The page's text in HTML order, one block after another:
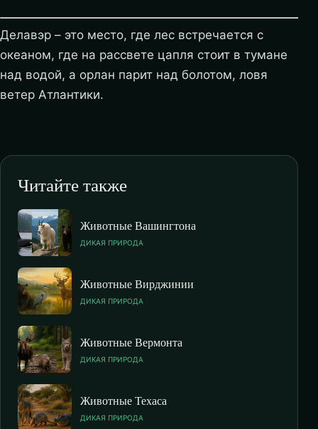
Делавэр – это место, где лес встречается с
океаном, где на рассвете цапля стоит в тумане
над водой, а орлан парит над болотом, ловя
ветер Атлантики.
Читайте также
Животные Вашингтона
ДИКАЯ ПРИРОДА
Животные Вирджинии
ДИКАЯ ПРИРОДА
Животные Вермонта
ДИКАЯ ПРИРОДА
Животные Техаса
ДИКАЯ ПРИРОДА